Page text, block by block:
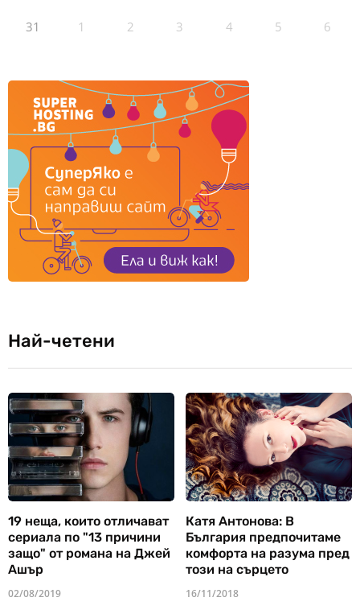
31 1 2 3 4 5 6
Най-четени
19 неща, които отличават
сериала по "13 причини
защо" от романа на Джей
Ашър
02/08/2019
Катя Антонова: В
България предпочитаме
комфорта на разума пред
този на сърцето
16/11/2018